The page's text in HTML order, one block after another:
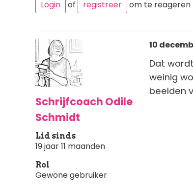
Login of registreer om te reageren
Schrijfcoach Odile
Schmidt
Lid sinds
19 jaar 11 maanden
Rol
Gewone gebruiker
10
Dat
weinig
beelden